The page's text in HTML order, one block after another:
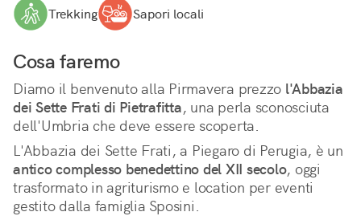
Trekking Sapori locali
Cosa faremo
Diamo il benvenuto alla Pirmavera prezzo l'Abbazia
dei Sette Frati di Pietrafitta, una perla sconosciuta
dell'Umbria che deve essere scoperta.
antico complesso benedettino del XII secolo, oggi
trasformato in agriturismo e location per eventi
gestito dalla famiglia Sposini.